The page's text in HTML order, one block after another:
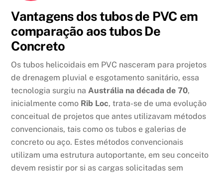
Vantagens dos tubos de PVC em
comparação aos tubos De
Concreto
Os tubos helicoidais em PVC nasceram para projetos
de drenagem pluvial e esgotamento sanitário, essa
tecnologia surgiu naAustrália na década de 70,
inicialmente como Rib Loc, trata-se de uma evolução
conceitual de projetos que antes utilizavam métodos
convencionais, tais como os tubos e galerias de
concreto ou aço. Estes métodos convencionais
utilizam uma estrutura autoportante, em seu conceito
devem resistir por si as cargas solicitadas sem